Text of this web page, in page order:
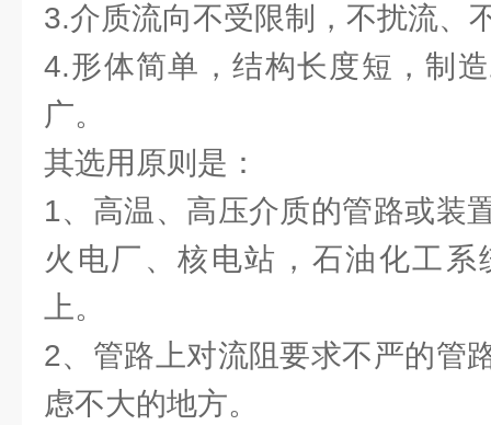
3.介质流向不受限制，不扰流、
4.形体简单，结构长度短，制
广。
其选用原则是：
1、高温、高压介质的管路或装
火电厂、核电站，石油化工
上。
2、管路上对流阻要求不严的管
虑不大的地方。